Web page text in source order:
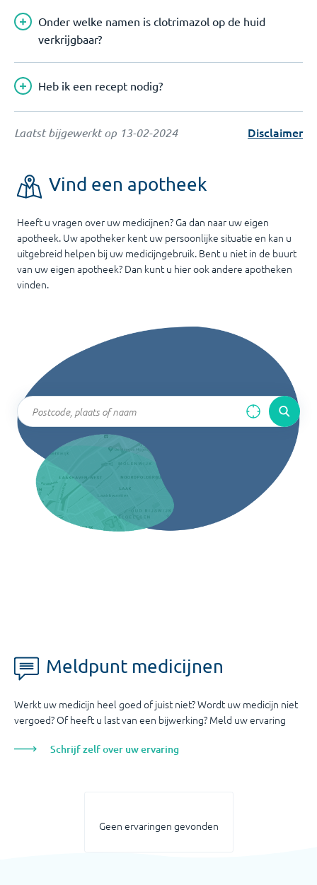
Onder welke namen is clotrimazol op de huid
verkrijgbaar?
Heb ik een recept nodig?
Laatst bijgewerkt op 13-02-2024 Disclaimer
Vind een apotheek
Heeft u vragen over uw medicijnen? Ga dan naar uw eigen
apotheek. Uw apotheker kent uw persoonlijke situatie en kan u
uitgebreid helpen bij uw medicijngebruik. Bent u niet in de buurt
van uw eigen apotheek? Dan kunt u hier ook andere apotheken
vinden.
Meldpunt medicijnen
Werkt uw medicijn heel goed of juist niet? Wordt uw medicijn niet
vergoed? Of heeft u last van een bijwerking? Meld uw ervaring
Schrijf zelf over uw ervaring
Geen ervaringen gevonden